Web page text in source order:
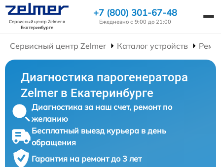
Сервисный центр Zelmerв
Екатеринбурге
+7 (800) 301-67-48
Ежедневно с 9:00 до 21:00
Сервисный центр Zelmer Каталог устройств
Диагностика парогенератора
Zelmer в Екатеринбурге
Диагностика за наш счет, ремонт по
желанию
Бесплатный выезд курьера в день
обращения
Гарантия на ремонт до 3 лет